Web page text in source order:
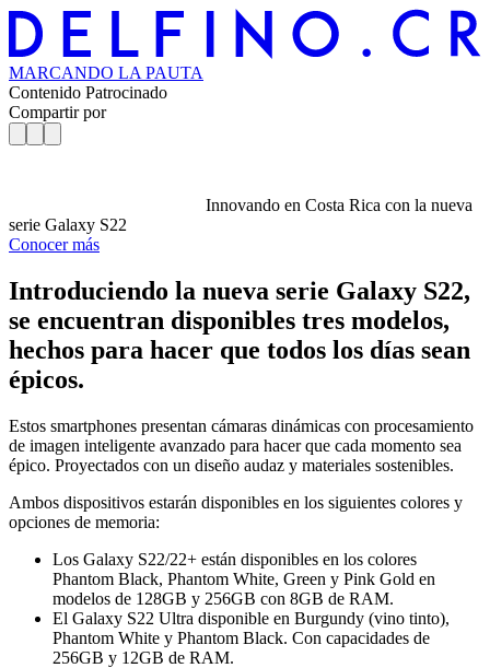
MARCANDO LA PAUTA
Contenido Patrocinado
Compartir por
Innovando en Costa Rica con la nueva
serie Galaxy S22
Conocer más
Introduciendo la nueva serie Galaxy S22,
se encuentran disponibles tres modelos,
hechos para hacer que todos los días sean
épicos.
Estos smartphones presentan cámaras dinámicas con procesamiento
de imagen inteligente avanzado para hacer que cada momento sea
épico. Proyectados con un diseño audaz y materiales sostenibles.
Ambos dispositivos estarán disponibles en los siguientes colores y
opciones de memoria:
Los Galaxy S22/22+ están disponibles en los colores
Phantom Black, Phantom White, Green y Pink Gold en
modelos de 128GB y 256GB con 8GB de RAM.
El Galaxy S22 Ultra disponible en Burgundy (vino tinto),
Phantom White y Phantom Black. Con capacidades de
256GB y 12GB de RAM.